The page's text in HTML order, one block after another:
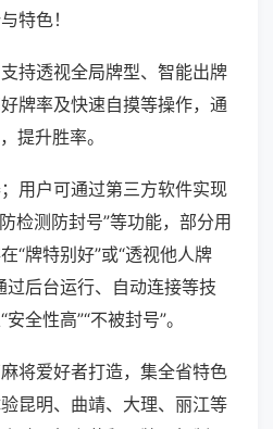
特色！
持透视全局牌型、智能出牌
牌率及快速自摸等操作，通
提升胜率。
用户可通过第三方软件实现
检测防封号”等功能，部分用
“牌特别好”或“透视他人牌
过后台运行、自动连接等技
全性高”“不被封号”。
将爱好者打造，集全省特色
昆明、曲靖、大理、丽江等